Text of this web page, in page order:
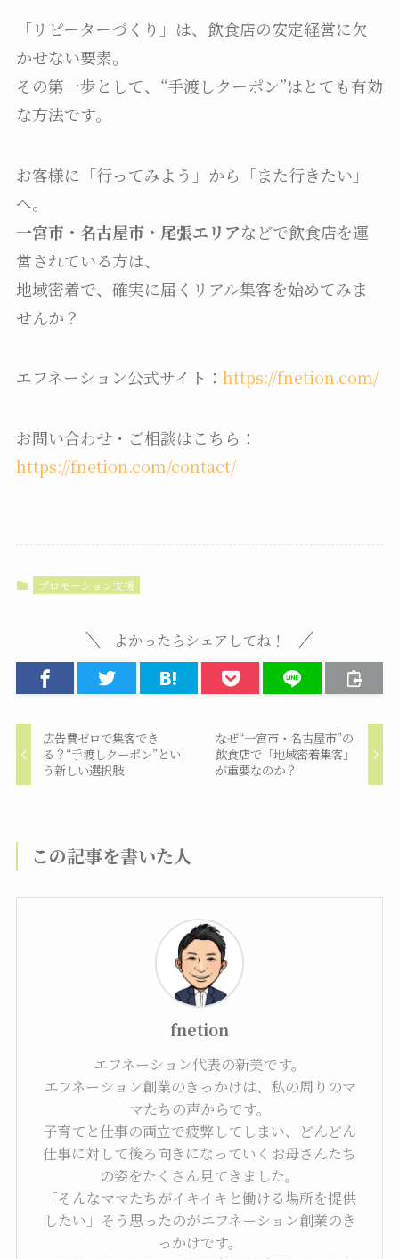
「リピーターづくり」は、飲食店の安定経営に欠
かせない要素。
その第一歩として、“手渡しクーポン”はとても有効
な方法です。
お客様に「行ってみよう」から「また行きたい」
へ。
一宮市・名古屋市・尾張エリアなどで飲食店を運
営されている方は、
地域密着で、確実に届くリアル集客を始めてみま
せんか？
エフネーション公式サイト： https://fnetion.com/
お問い合わせ・ご相談はこちら：
https://fnetion.com/contact/
プロモーション支援
よかったらシェアしてね！
広告費ゼロで集客でき
る？“手渡しクーポン”とい
う新しい選択肢
なぜ“一宮市・名古屋市”の
飲食店で「地域密着集客」
が重要なのか？
この記事を書いた人
fnetion
エフネーション代表の新美です。
エフネーション創業のきっかけは、私の周りのマ
マたちの声からです。
子育てと仕事の両立で疲弊してしまい、どんどん
仕事に対して後ろ向きになっていくお母さんたち
の姿をたくさん見てきました。
「そんなママたちがイキイキと働ける場所を提供
したい」そう思ったのがエフネーション創業のき
っかけです。